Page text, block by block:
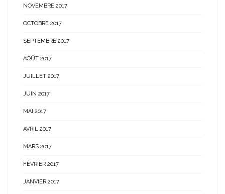
NOVEMBRE 2017
OCTOBRE 2017
SEPTEMBRE 2017
AOÛT 2017
JUILLET 2017
JUIN 2017
MAI 2017
AVRIL 2017
MARS 2017
FÉVRIER 2017
JANVIER 2017